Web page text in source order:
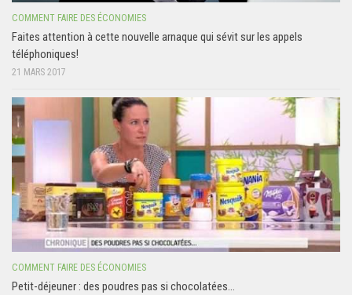
COMMENT FAIRE DES ÉCONOMIES
Faites attention à cette nouvelle arnaque qui sévit sur les appels
téléphoniques!
21 MARS 2017
COMMENT FAIRE DES ÉCONOMIES
Petit-déjeuner : des poudres pas si chocolatées…